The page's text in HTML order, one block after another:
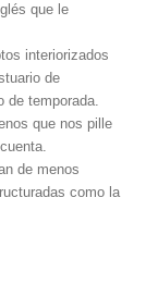
que le
interiorizados
de
de temporada.
que nos pille
de menos
como la